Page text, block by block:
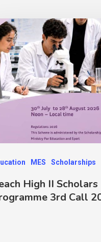
MES Scholarships
High II Scholars
3rd Call